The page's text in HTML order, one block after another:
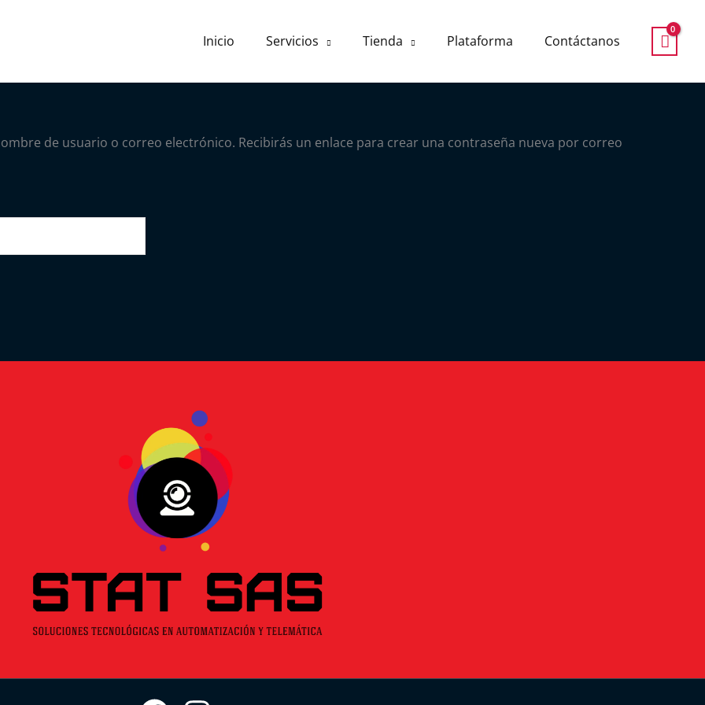
Inicio Servicios Tienda Plataforma Contáctanos
de usuario o correo electrónico. Recibirás un enlace para crear una contraseña nueva por correo